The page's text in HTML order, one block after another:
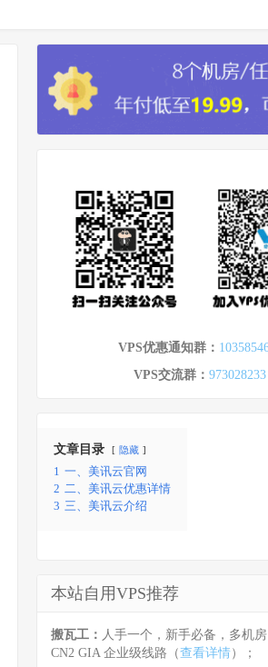
VPS优惠通知群：
VPS交流群： 973028233
文章目录 隐藏
1 一、美讯云官网
2 二、美讯云优惠详情
3 三、美讯云介绍
本站自用VPS推荐
搬瓦工： 人手一个，新手必备，多机房
CN2 GIA 企业级线路（查看详情）；